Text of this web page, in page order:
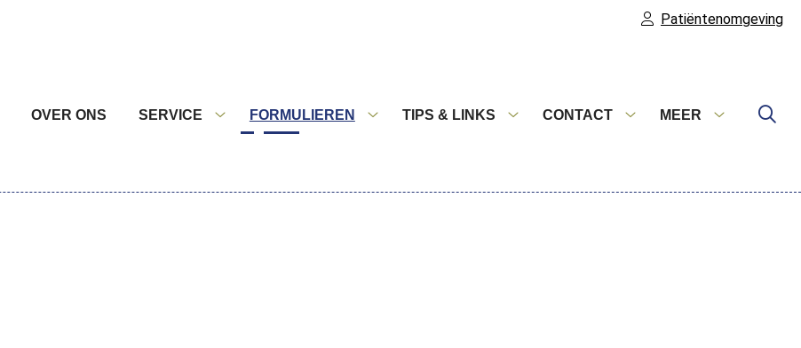
Patiëntenomgeving
OVER ONS
SERVICE
Service
FORMULIEREN
TIPS & LINKS
CONTACT
MEER